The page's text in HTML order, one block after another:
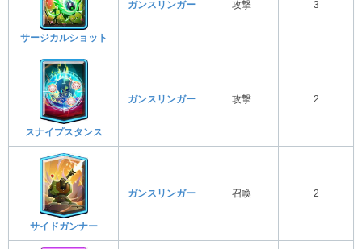
サージカルショット
ガンスリンガー 攻撃 3
スナイプスタンス
ガンスリンガー 攻撃 2
サイドガンナー
ガンスリンガー 召喚 2